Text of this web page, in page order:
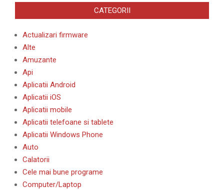
CATEGORII
Actualizari firmware
Alte
Amuzante
Api
Aplicatii Android
Aplicatii iOS
Aplicatii mobile
Aplicatii telefoane si tablete
Aplicatii Windows Phone
Auto
Calatorii
Cele mai bune programe
Computer/Laptop